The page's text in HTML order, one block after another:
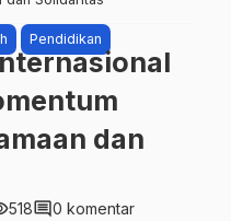
Pendidikan
dan
518comment0 komentar